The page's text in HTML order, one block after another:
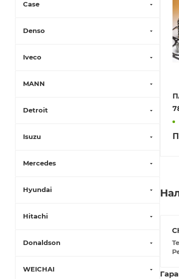
Case
Denso
Iveco
MANN
Detroit
Isuzu
Mercedes
Hyundai
Hitachi
Donaldson
WEICHAI